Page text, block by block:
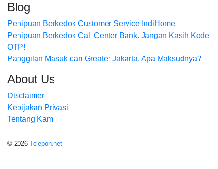
Blog
Penipuan Berkedok Customer Service IndiHome
Penipuan Berkedok Call Center Bank. Jangan Kasih Kode
OTP!
Panggilan Masuk dari Greater Jakarta, Apa Maksudnya?
About Us
Disclaimer
Kebijakan Privasi
Tentang Kami
© 2026 Telepon.net